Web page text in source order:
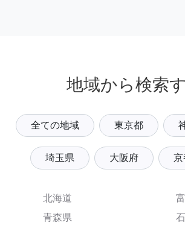
地域から検索
全ての地域 東京都
埼玉県 大阪府
北海道
青森県